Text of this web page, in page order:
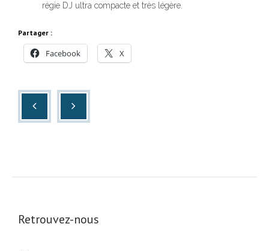
régie DJ ultra compacte et très légère.
Partager :
Facebook X
Retrouvez-nous